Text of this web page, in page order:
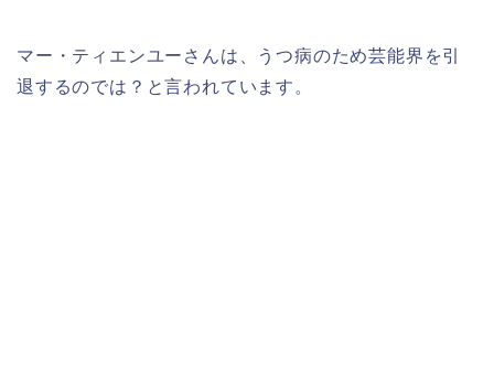
マー・ティエンユーさんは、うつ病のため芸能界を引
退するのでは？と言われています。